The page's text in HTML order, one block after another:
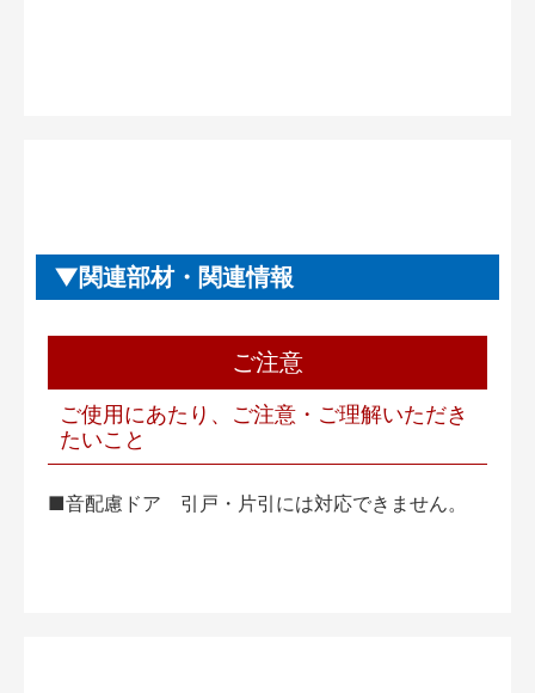
関連部材・関連情報
ご注意
ご使用にあたり、ご注意・ご理解いただき
たいこと
■音配慮ドア 引戸・片引には対応できません。